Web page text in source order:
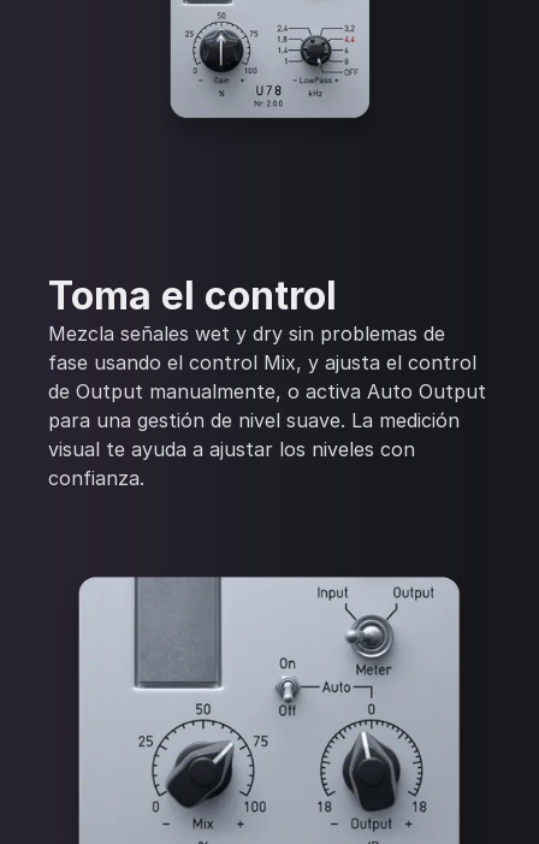
Toma el control
Mezcla señales wet y dry sin problemas de
fase usando el control Mix, y ajusta el control
de Output manualmente, o activa Auto Output
para una gestión de nivel suave. La medición
visual te ayuda a ajustar los niveles con
confianza.